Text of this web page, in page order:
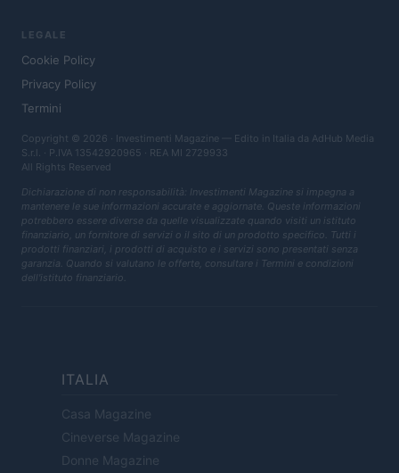
LEGALE
Cookie Policy
Privacy Policy
Termini
Copyright © 2026 · Investimenti Magazine — Edito in Italia da AdHub Media
S.r.l. · P.IVA 13542920965 · REA MI 2729933
All Rights Reserved
Dichiarazione di non responsabilità: Investimenti Magazine si impegna a
mantenere le sue informazioni accurate e aggiornate. Queste informazioni
potrebbero essere diverse da quelle visualizzate quando visiti un istituto
finanziario, un fornitore di servizi o il sito di un prodotto specifico. Tutti i
prodotti finanziari, i prodotti di acquisto e i servizi sono presentati senza
garanzia. Quando si valutano le offerte, consultare i Termini e condizioni
dell'istituto finanziario.
ITALIA
Casa Magazine
Cineverse Magazine
Donne Magazine